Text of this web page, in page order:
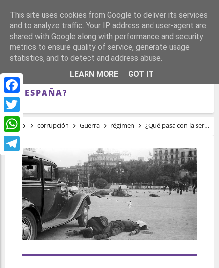
Facebook
Twitter
WhatsApp
Telegram
¿QUÉ PASA CON LA SERIE PROYECTADA
DE MOVIESTAR PLUS SOBRE LA GUERRA
DE ESPAÑA?
Inicio corrupción Guerra régimen ¿Qué pasa con la serie proyectada de moviestar plus sobre la guerra de españa?
This site uses cookies from Google to deliver its services
and to analyze traffic. Your IP address and user-agent are
shared with Google along with performance and security
metrics to ensure quality of service, generate usage
statistics, and to detect and address abuse.
LEARN MORE
GOT IT